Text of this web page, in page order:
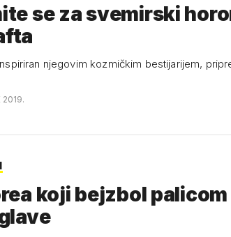
se za svemirski
njegovim kozmičkim bestijarijem,
2019.
koji bejzbol